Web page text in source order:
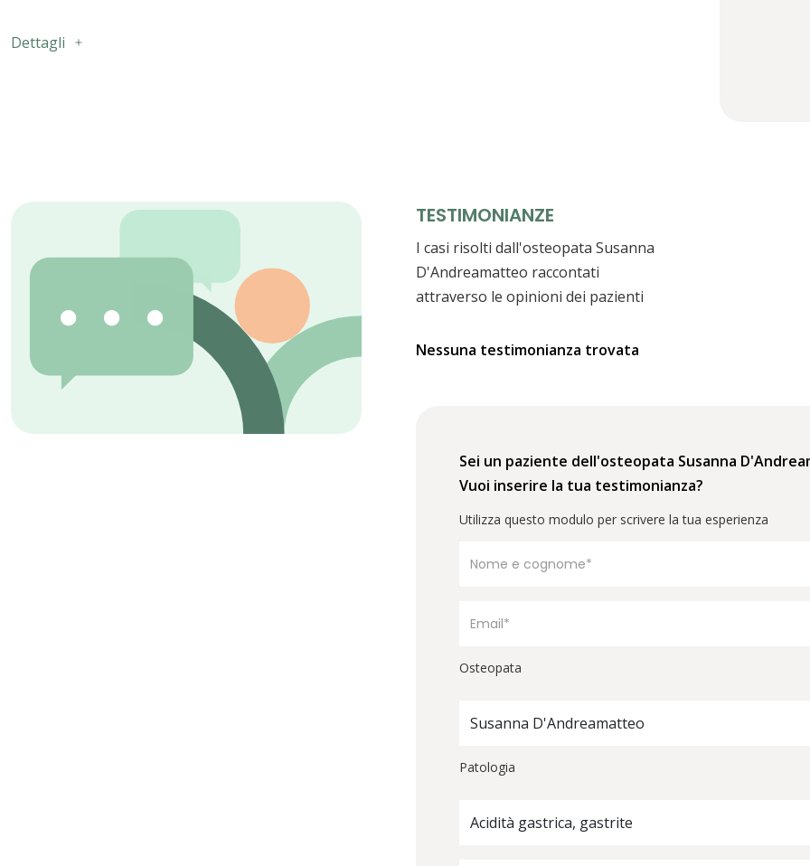
Dettagli
TESTIMONIANZE
I casi risolti dall'osteopata Susanna
D'Andreamatteo raccontati
attraverso le opinioni dei pazienti
Nessuna testimonianza trovata
Sei un paziente dell'osteopata Susanna
Vuoi inserire la tua testimonianza?
Utilizza questo modulo per scrivere la tua esperienza
Osteopata
Susanna D'Andreamatteo
Patologia
Acidità gastrica, gastrite